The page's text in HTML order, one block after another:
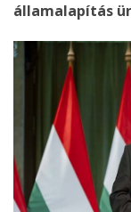
államalapítás